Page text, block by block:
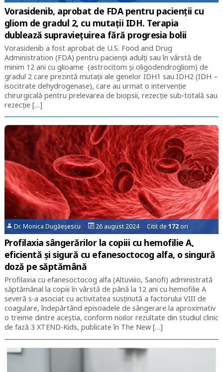
Vorasidenib, aprobat de FDA pentru pacienţii cu
gliom de gradul 2, cu mutaţii IDH. Terapia
dublează supravieţuirea fără progresia bolii
Vorasidenib a fost aprobat de U.S. Food and Drug
Administration (FDA) pentru pacienții adulţi sau în vârstă de
minim 12 ani cu glioame (astrocitom şi oligodendrogliom) de
gradul 2 care prezintă mutații ale genelor IDH1 sau IDH2 (IDH –
isocitrate dehydrogenase), care au urmat o intervenţie
chirurgicală pentru prelevarea de biopsii, rezecţie sub-totală sau
rezecţie […]
Dr. Monica Dugăeșescu 26 august 2024 Citit de172 ori
Profilaxia sângerărilor la copiii cu hemofilie A,
eficientă și sigură cu efanesoctocog alfa, o singură
doză pe săptămână
Profilaxia cu efanesoctocog alfa (Altuviiio, Sanofi) administrată
săptămânal la copiii în vârstă de până la 12 ani cu hemofilie A
severă s-a asociat cu activitatea susținută a factorului VIII de
coagulare, îndepărtând episoadele de sângerare la aproximativ
o treime dintre aceștia, conform noilor rezultate din studiul clinic
de fază 3 XTEND-Kids, publicate în The New […]